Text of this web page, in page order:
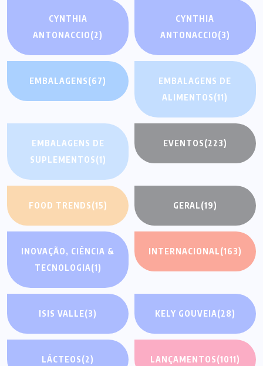
CYNTHIA
ANTONACCIO(2)
CYNTHIA
ANTONACCIO(3)
EMBALAGENS(67)
EMBALAGENS DE
ALIMENTOS(11)
EMBALAGENS DE
SUPLEMENTOS(1)
EVENTOS(223)
FOOD TRENDS(15) GERAL(19)
INOVAÇÃO, CIÊNCIA &
TECNOLOGIA(1)
INTERNACIONAL(163)
ISIS VALLE(3) KELY GOUVEIA(28)
LÁCTEOS(2) LANÇAMENTOS(1011)